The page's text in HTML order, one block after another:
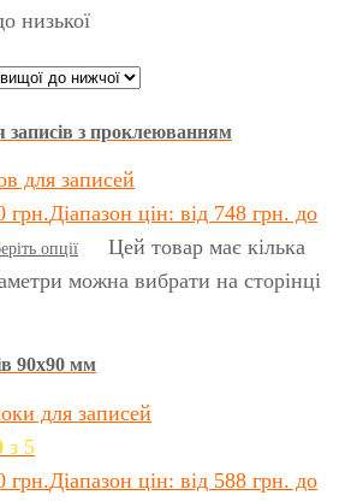
низької
записів з проклеюванням
грн.Діапазон цін: від 748 грн. до
опції
Цей товар має кілька
можна вибрати на сторінці
90х90 мм
з 5
грн.Діапазон цін: від 588 грн. до